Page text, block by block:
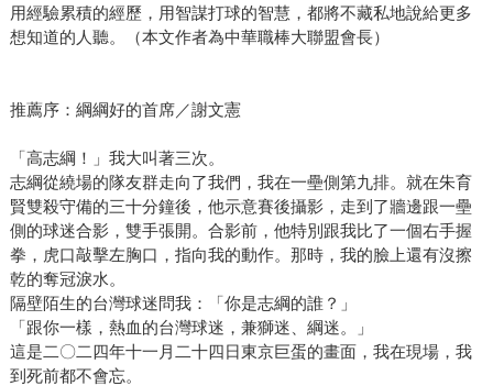
用經驗累積的經歷，用智謀打球的智慧，都將不藏私地說給更多
想知道的人聽。（本文作者為中華職棒大聯盟會長）
推薦序：綱綱好的首席／謝文憲
「高志綱！」我大叫著三次。
志綱從繞場的隊友群走向了我們，我在一壘側第九排。就在朱育
賢雙殺守備的三十分鐘後，他示意賽後攝影，走到了牆邊跟一壘
側的球迷合影，雙手張開。合影前，他特別跟我比了一個右手握
拳，虎口敲擊左胸口，指向我的動作。那時，我的臉上還有沒擦
乾的奪冠淚水。
隔壁陌生的台灣球迷問我：「你是志綱的誰？」
「跟你一樣，熱血的台灣球迷，兼獅迷、綱迷。」
這是二〇二四年十一月二十四日東京巨蛋的畫面，我在現場，我
到死前都不會忘。